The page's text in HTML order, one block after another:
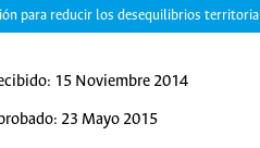
para reducir los desequilibrios